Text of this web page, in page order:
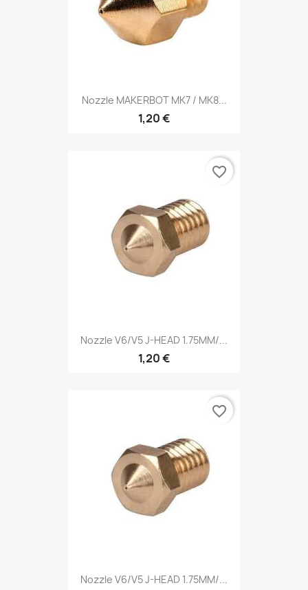
Nozzle MAKERBOT MK7 / MK8...
1,20 €
Nozzle V6/V5 J-HEAD 1.75MM/...
1,20 €
favorite_border
Nozzle V6/V5 J-HEAD 1.75MM/...
favorite_border